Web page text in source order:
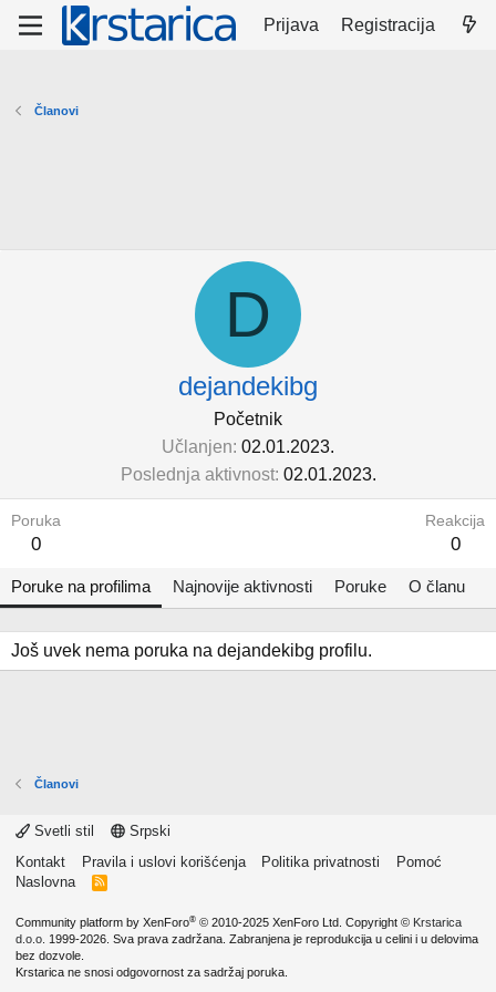
Prijava Registracija
Članovi
D
dejandekibg
Početnik
Učlanjen 02.01.2023.
Poslednja aktivnost 02.01.2023.
Poruka
0
Reakcija
0
Poruke na profilima Najnovije aktivnosti Poruke O članu
Još uvek nema poruka na dejandekibg profilu.
Članovi
Svetli stil
Srpski
Kontakt
Pravila i uslovi korišćenja Politika privatnosti
Pomoć
Naslovna
R
Community platform by XenForo® © 2010-2025 XenForo Ltd. Copyright © Krstarica
d.o.o. 1999-2026. Sva prava zadržana. Zabranjena je reprodukcija u celini i u delovima
bez dozvole.
Krstarica ne snosi odgovornost za sadržaj poruka.